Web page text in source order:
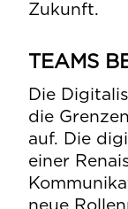
Zukunft.
TEAMS
Die
die
auf. Die
einer
neue